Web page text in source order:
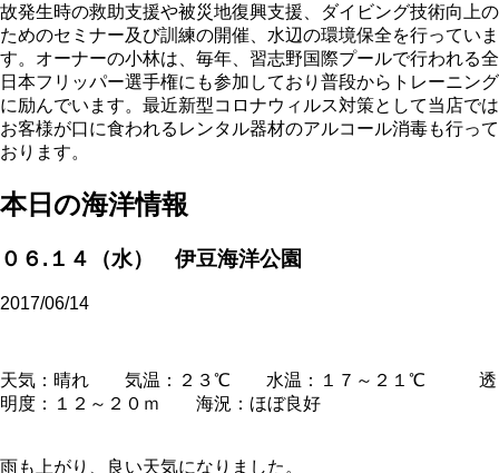
故発生時の救助支援や被災地復興支援、ダイビング技術向上の
ためのセミナー及び訓練の開催、水辺の環境保全を行っていま
す。オーナーの小林は、毎年、習志野国際プールで行われる全
日本フリッパー選手権にも参加しており普段からトレーニング
に励んでいます。最近新型コロナウィルス対策として当店では
お客様が口に食われるレンタル器材のアルコール消毒も行って
おります。
本日の海洋情報
０６.１４（水） 伊豆海洋公園
2017/06/14
天気：晴れ 気温：２３℃ 水温：１７～２１℃ 透
明度：１２～２０ｍ 海況：ほぼ良好
雨も上がり、良い天気になりました。